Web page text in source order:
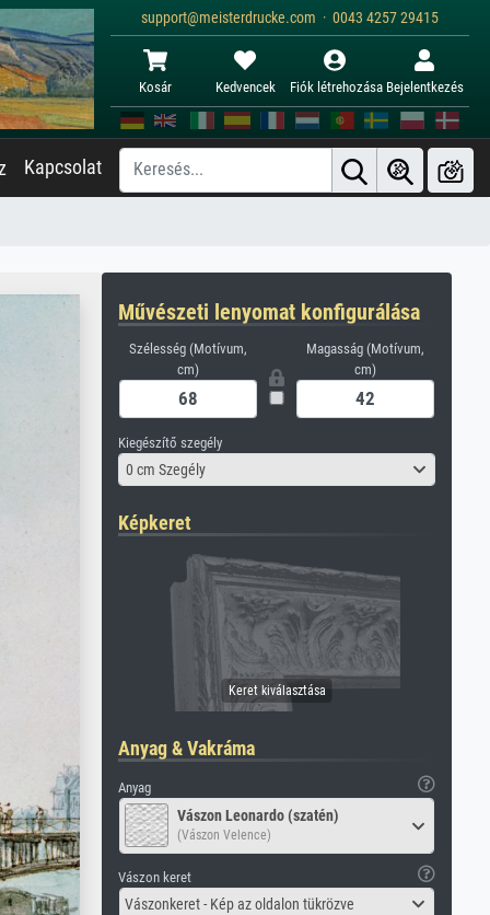
support@meisterdrucke.com · 0043 4257 29415
Kosár Kedvencek Fiók létrehozása Bejelentkezés
Kapcsolat
Művészeti lenyomat konfigurálása
Szélesség (Motívum,
cm)
Magasság (Motívum,
cm)
Kiegészítő szegély
0 cm Szegély
Képkeret
Anyag & Vakráma
Anyag
Vászon Leonardo (szatén)
(Vászon Velence)
Vászon keret
Vászonkeret - Kép az oldalon tükrözve